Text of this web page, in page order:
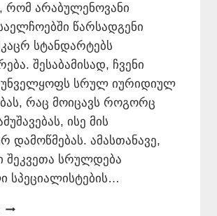
რომ არაბულენოვანი
წარსადგენი
სტანდარტებს
შესაბამისად, ჩვენი
სრულ იურიდიულ
რაც მოიცავს როგორც
ისე მის
დამოწმებას. ამასთანავე,
სრულდება
სპეციალისტების…
ᲐᲠᲐᲑᲣᲚᲘ